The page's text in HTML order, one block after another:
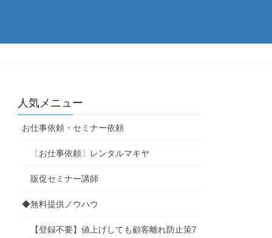
人気メニュー
お仕事依頼・セミナー依頼
〔お仕事依頼〕レンタルマキヤ
販促セミナー講師
◆無料提供ノウハウ
【登録不要】値上げしても顧客離れ防止策7